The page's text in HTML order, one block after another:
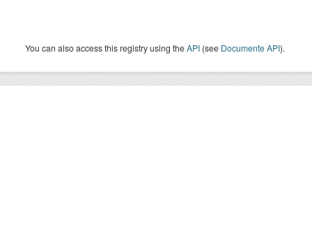
You can also access this registry using theAPI (see Documente API).